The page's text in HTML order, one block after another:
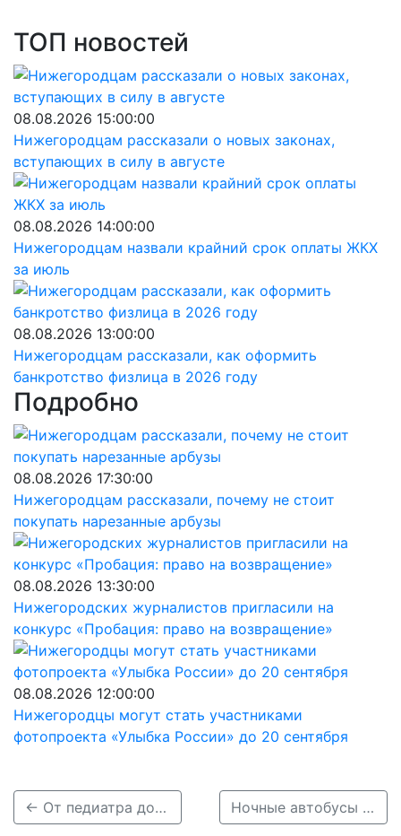
ТОП новостей
08.08.2026 15:00:00
Нижегородцам рассказали о новых законах,
вступающих в силу в августе
08.08.2026 14:00:00
Нижегородцам назвали крайний срок оплаты ЖКХ
за июль
08.08.2026 13:00:00
Нижегородцам рассказали, как оформить
банкротство физлица в 2026 году
Подробно
08.08.2026 17:30:00
Нижегородцам рассказали, почему не стоит
покупать нарезанные арбузы
08.08.2026 13:30:00
Нижегородских журналистов пригласили на
конкурс «Пробация: право на возвращение»
08.08.2026 12:00:00
Нижегородцы могут стать участниками
фотопроекта «Улыбка России» до 20 сентября
← От педиатра до онколога: нижегородцы могут получить онлайн-консультацию у врачей Ночные автобусы Нижнего Новгорода перевезли более 25 тысяч пассажиров →